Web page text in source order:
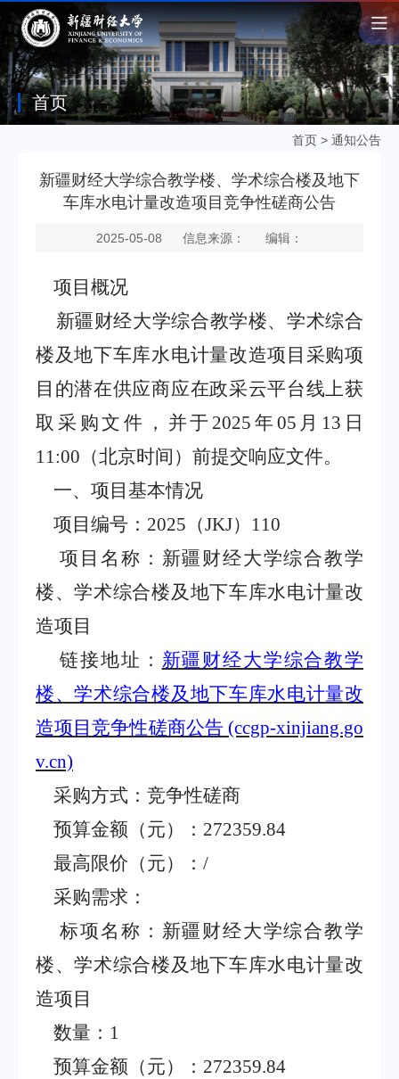
首页
首页 > 通知公告
新疆财经大学综合教学楼、学术综合楼及地下
车库水电计量改造项目竞争性磋商公告
2025-05-08 信息来源： 编辑：
项目概况
新疆财经大学综合教学楼、学术综合
楼及地下车库水电计量改造项目采购项
目的潜在供应商应在政采云平台线上获
取采购文件，并于 2025 年 05 月 13 日
11:00 （北京时间）前提交响应文件。
一、项目基本情况
项目编号： 2025 （JKJ） 110
项目名称：新疆财经大学综合教学
楼、学术综合楼及地下车库水电计量改
造项目
链接地址： 新疆财经大学综合教学
楼、学术综合楼及地下车库水电计量改
造项目竞争性磋商公告(ccgp-xinjiang.go
v.cn)
采购方式：竞争性磋商
预算金额（元）： 272359.84
最高限价（元）： /
采购需求：
标项名称：新疆财经大学综合教学
楼、学术综合楼及地下车库水电计量改
造项目
数量： 1
预算金额（元）： 272359.84